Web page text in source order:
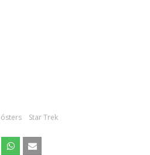
Star Trek